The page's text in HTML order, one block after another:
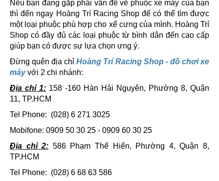
Nếu bạn đang gặp phải vấn đề về phuộc xe máy của bạn
thì đến ngay Hoàng Trí Racing Shop để có thể tìm được
một loại phuộc phù hợp cho xế cưng của mình. Hoàng Trí
Shop có đầy đủ các loại phuộc từ bình dân đến cao cấp
giúp bạn có được sự lựa chọn ưng ý.
Đừng quên địa chỉHoàng Trí Racing Shop - đồ chơi xe
máyvới 2 chi nhánh:
Địa chỉ 1: 158 -160 Hàn Hải Nguyên, Phường 8, Quận
11, TP.HCM
Tel Phone: (028) 6 271 3025
Mobifone: 0909 50 30 25 - 0909 60 30 25
Địa chỉ 2: 586 Phạm Thế Hiển, Phường 4, Quận 8,
TP.HCM
Tel Phone: (028) 6 68 63 586